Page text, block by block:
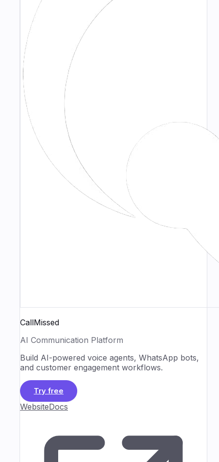
CallMissed
AI Communication Platform
Build AI-powered voice agents, WhatsApp bots,
and customer engagement workflows.
Try free
WebsiteDocs